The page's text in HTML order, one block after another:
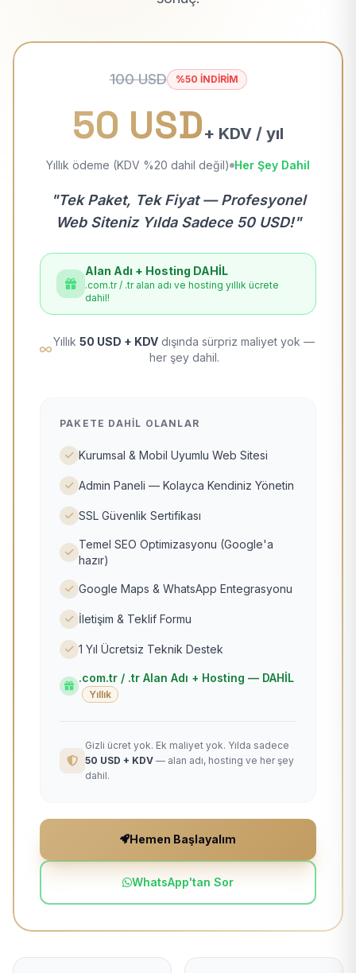
100 USD %50 İNDİRİM
50 USD+ KDV / yıl
Yıllık ödeme (KDV %20 dahil değil) Her Şey Dahil
"Tek Paket, Tek Fiyat — Profesyonel
Web Siteniz Yılda Sadece 50 USD!"
Alan Adı + Hosting DAHİL
.com.tr / .tr alan adı ve hosting yıllık ücrete
dahil!
Yıllık 50 USD + KDV dışında sürpriz maliyet yok —
her şey dahil.
PAKETE DAHIL OLANLAR
Kurumsal & Mobil Uyumlu Web Sitesi
Admin Paneli — Kolayca Kendiniz Yönetin
SSL Güvenlik Sertifikası
Temel SEO Optimizasyonu (Google'a
hazır)
Google Maps & WhatsApp Entegrasyonu
İletişim & Teklif Formu
1 Yıl Ücretsiz Teknik Destek
.com.tr / .tr Alan Adı + Hosting — DAHİL
Yıllık
Gizli ücret yok. Ek maliyet yok. Yılda sadece
50 USD + KDV — alan adı, hosting ve her şey
dahil.
Hemen Başlayalım
WhatsApp'tan Sor